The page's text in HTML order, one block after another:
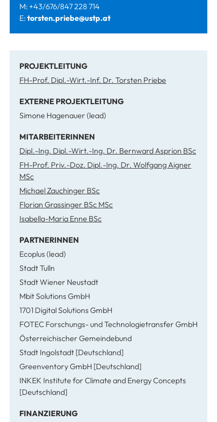
M: +43/676/847 228 714
E: torsten.priebe@ustp.at
PROJEKTLEITUNG
FH-Prof. Dipl.-Wirt.-Inf. Dr. Torsten Priebe
EXTERNE PROJEKTLEITUNG
Simone Hagenauer (lead)
MITARBEITERINNEN
Dipl.-Ing. Dipl.-Wirt.-Ing. Dr. Bernward Asprion BSc
FH-Prof. Priv.-Doz. Dipl.-Ing. Dr. Wolfgang Aigner
MSc
Michael Zauchinger BSc
Florian Grassinger BSc MSc
Isabella-Maria Enne BSc
PARTNERINNEN
Ecoplus (lead)
Stadt Tulln
Stadt Wiener Neustadt
Mbit Solutions GmbH
1701 Digital Solutions GmbH
FOTEC Forschungs- und Technologietransfer GmbH
Österreichischer Gemeindebund
Stadt Ingolstadt [Deutschland]
Greenventory GmbH [Deutschland]
INKEK Institute for Climate and Energy Concepts
[Deutschland]
FINANZIERUNG